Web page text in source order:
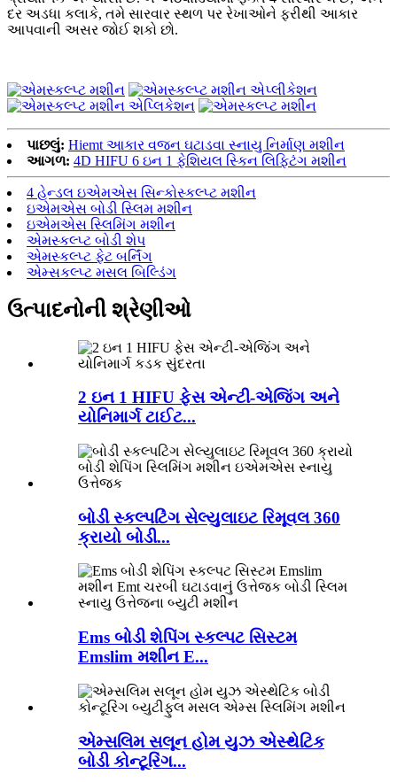
દર અડધા કલાકે, તમે સારવાર સ્થળ પર રેખાઓને ફરીથી આકાર
આપવાની અસર જોઈ શકો છો.
પાછલું: Hiemt આકાર વજન ઘટાડવા સ્નાયુ નિર્માણ મશીન
આગળ: 4D HIFU 6 ઇન 1 ફેશિયલ સ્કિન લિફ્ટિંગ મશીન
4 હેન્ડલ ઇએમએસ સિન્કોસ્કલ્પ્ટ મશીન
ઇએમએસ બોડી સ્લિમ મશીન
ઇએમએસ સ્લિમિંગ મશીન
એમસ્કલ્પ્ટ બોડી શેપ
એમસ્કલ્પ્ટ ફેટ બર્નિંગ
એમ્સકલ્પ્ટ મસલ બિલ્ડિંગ
ઉત્પાદનોની શ્રેણીઓ
2 ઇન 1 HIFU ફેસ એન્ટી-એજિંગ અને
યોનિમાર્ગ ટાઈટ...
બોડી સ્કલ્પટિંગ સેલ્યુલાઇટ રિમૂવલ 360
ક્રાયો બોડી...
Ems બોડી શેપિંગ સ્કલ્પટ સિસ્ટમ
Emslim મશીન E...
એમ્સલિમ સલૂન હોમ યુઝ એસ્થેટિક
બોડી કોન્ટૂરિંગ...